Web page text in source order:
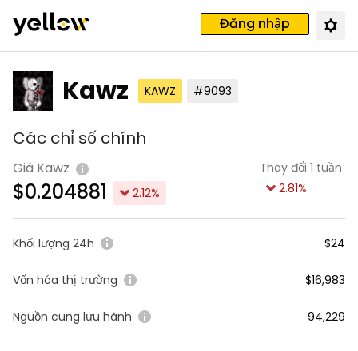
Đăng nhập
Kawz KAWZ #9093
Các chỉ số chính
Giá Kawz
$0.204881 2.12%
Thay đổi 1 tuần
2.81%
Khối lượng 24h $24
Vốn hóa thị trường $16,983
Nguồn cung lưu hành 94,229